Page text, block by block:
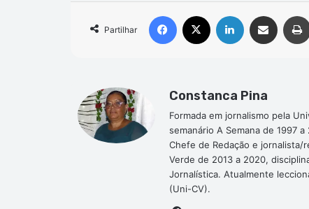
Partilhar
Facebook Linkedin Compartilhar via e-mail
Constanca Pina
Formada em jornalismo pela
semanário A Semana de 1997
Chefe de Redação e jornalista/
Verde de 2013 a 2020,
Jornalística. Atualmente
(Uni-CV).